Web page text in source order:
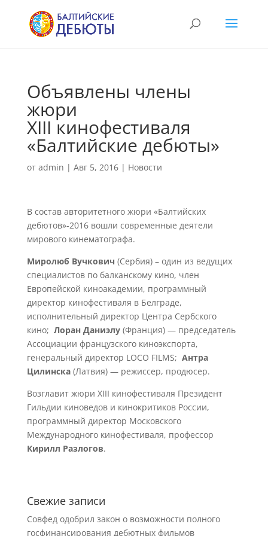
Объявлены члены
жюри
XIII кинофестиваля
«Балтийские дебюты»
от admin | Авг 5, 2016| Новости
В состав авторитетного жюри «Балтийских
дебютов»-2016 вошли современные деятели
мирового кинематографа.
Миролюб Вучкович (Сербия) – один из ведущих
специалистов по балканскому кино, член
Европейской киноакадемии, программный
директор кинофестиваля в Белграде,
исполнительный директор Центра Сербского
кино; Лоран Даниэлу(Франция) — председатель
Ассоциации французского киноэкспорта,
генеральный директор LOCO FILMS; Антра
Цилинска (Латвия) — режиссер, продюсер.
Возглавит жюри XIII кинофестиваля Президент
Гильдии киноведов и кинокритиков России,
программный директор Московского
Международного кинофестиваля, профессор
Кирилл Разлогов.
Свежие записи
Совфед одобрил закон о возможности полного
госфинансирования дебютных фильмов